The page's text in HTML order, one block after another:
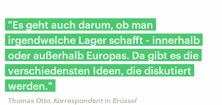
"Es geht auch darum, ob man
irgendwelche Lager schafft - innerhalb
oder außerhalb Europas. Da gibt es die
verschiedensten Ideen, die diskutiert
werden."
Thomas Otto, Korrespondent in Brüssel